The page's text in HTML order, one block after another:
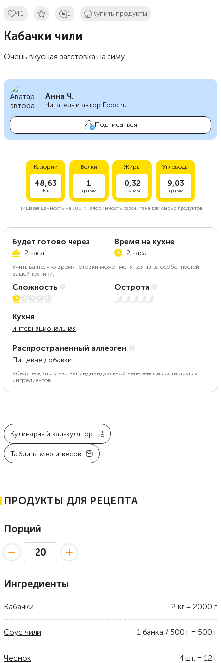
41 1 Купить продукты
Кабачки чили
Очень вкусная заготовка на зиму.
Анна Ч.
Читатель и автор Food.ru
Подписаться
Калории
48,63
кКал
Белки
1
грамм
Жиры
0,32
грамм
Углеводы
9,03
грамм
Пищевая ценность на 100 г.Калорийность рассчитана для сырых продуктов.
Будет готово через
2 часа
Время на кухне
2 часа
Учитывайте, что время готовки может меняться из-за особенностей
вашей техники.
Сложность
1 из 5
Острота
Нет остроты
Кухня
интернациональная
Распространенный аллерген
Пищевые добавки
Убедитесь, что у вас нет индивидуальной непереносимости других
ингредиентов.
Кулинарный калькулятор
Таблица мер и весов
ПРОДУКТЫ ДЛЯ РЕЦЕПТА
Порций
Ингредиенты
Кабачки 2 кг = 2000 г
Соус чили 1 банка / 500 г = 500 г
Чеснок 4 шт. = 12 г